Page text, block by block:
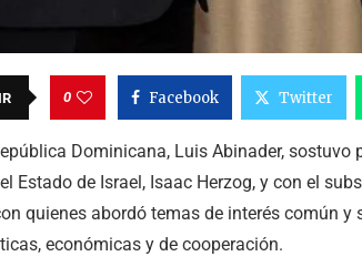
0 Facebook Twitter
Dominicana, Luis Abinader, sostuvo
Estado de Israel, Isaac Herzog, y con el
quienes abordó temas de interés común y
económicas y de cooperación.